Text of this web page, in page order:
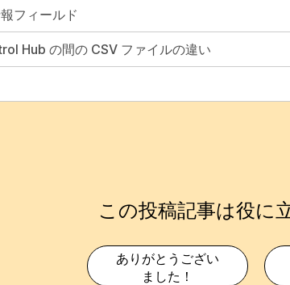
フィールド
Hub の間の CSV ファイルの違い
この投稿記事は役に
ありがとうござい
ました！